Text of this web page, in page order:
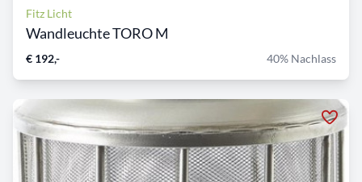
Fitz Licht
Wandleuchte TORO M
€ 192,- 40% Nachlass